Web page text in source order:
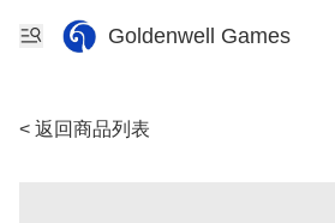
Goldenwell Games
< 返回商品列表